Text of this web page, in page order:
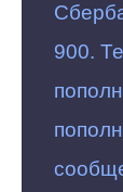
900.